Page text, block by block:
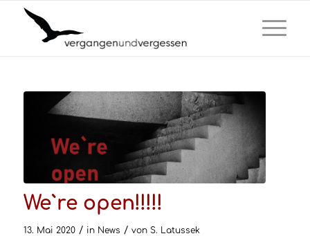
We`re open!!!!!
13. Mai 2020 / in News / von S. Latussek